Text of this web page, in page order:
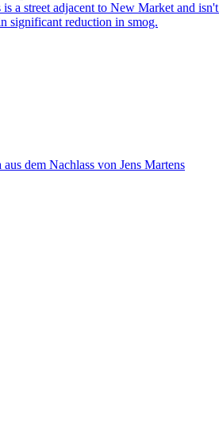
a street adjacent to New Market and
significant reduction in smog.
dem Nachlass von Jens Martens